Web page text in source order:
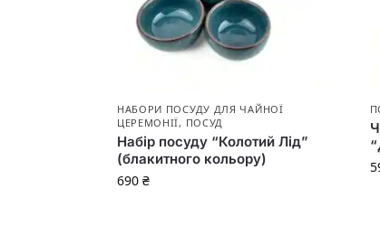
НАБОРИ ПОСУДУ ДЛЯ ЧАЙНОЇ
ЦЕРЕМОНІЇ, ПОСУД
Набір посуду “Колотий Лід”
(блакитного кольору)
690 ₴